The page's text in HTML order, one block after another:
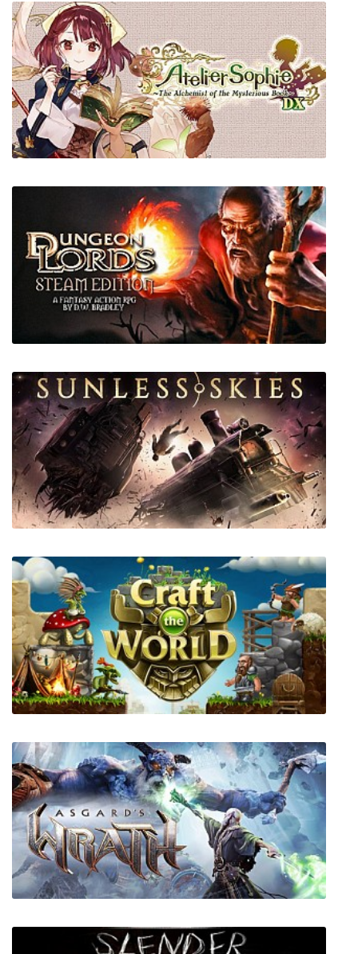
Sludge Life
Atelier Sophie: The Alchemist of the
Mysterious Book DX
Dungeon Lords Steam Edition
Sunless Skies
Craft The World